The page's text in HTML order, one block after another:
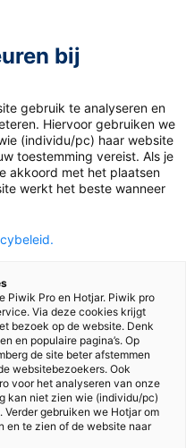
uit MAX
online
Online
Online? We nemen
online
en suggesties hoe je
bij
gebruik te analyseren en
Hiervoor gebruiken we
(individu/pc) haar website
toestemming vereist. Als je
akkoord met het plaatsen
werkt het beste wanneer
Piwik Pro en Hotjar. Piwik pro
Via deze cookies krijgt
bezoek op de website. Denk
en populaire pagina’s. Op
de site beter afstemmen
websitebezoekers. Ook
voor het analyseren van onze
kan niet zien wie (individu/pc)
gebruiken we Hotjar om
en te zien of de website naar